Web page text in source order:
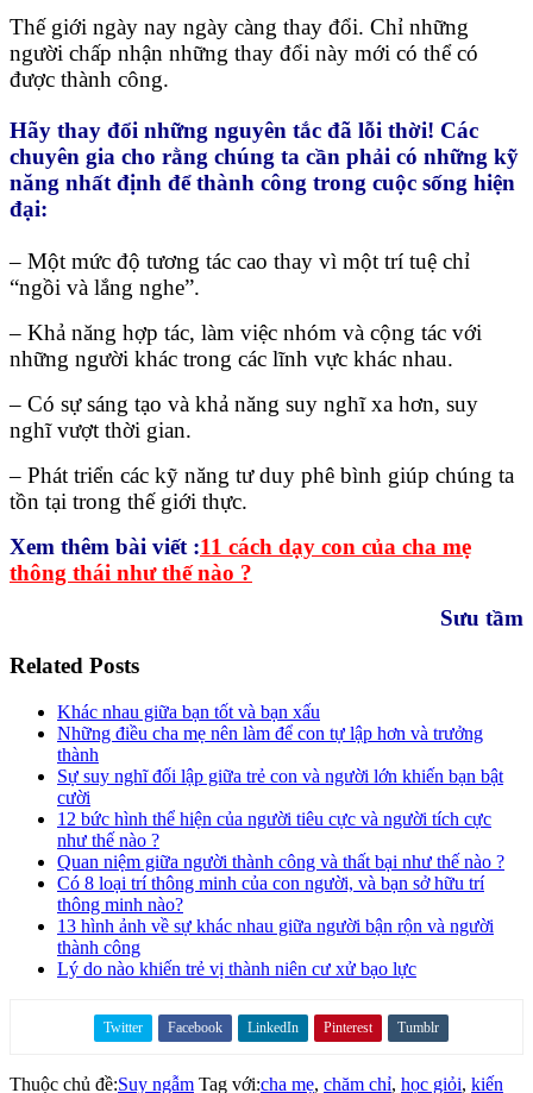
Thế giới ngày nay ngày càng thay đổi. Chỉ những
người chấp nhận những thay đổi này mới có thể có
được thành công.
Hãy thay đổi những nguyên tắc đã lỗi thời! Các
chuyên gia cho rằng chúng ta cần phải có những kỹ
năng nhất định để thành công trong cuộc sống hiện
đại:
– Một mức độ tương tác cao thay vì một trí tuệ chỉ
“ngồi và lắng nghe”.
– Khả năng hợp tác, làm việc nhóm và cộng tác với
những người khác trong các lĩnh vực khác nhau.
– Có sự sáng tạo và khả năng suy nghĩ xa hơn, suy
nghĩ vượt thời gian.
– Phát triển các kỹ năng tư duy phê bình giúp chúng ta
tồn tại trong thế giới thực.
Xem thêm bài viết :11 cách dạy con của cha mẹ
thông thái như thế nào ?
Sưu tầm
Related Posts
Khác nhau giữa bạn tốt và bạn xấu
Những điều cha mẹ nên làm để con tự lập hơn và trưởng
thành
Sự suy nghĩ đối lập giữa trẻ con và người lớn khiến bạn bật
cười
12 bức hình thể hiện của người tiêu cực và người tích cực
như thế nào ?
Quan niệm giữa người thành công và thất bại như thế nào ?
Có 8 loại trí thông minh của con người, và bạn sở hữu trí
thông minh nào?
13 hình ảnh về sự khác nhau giữa người bận rộn và người
thành công
Lý do nào khiến trẻ vị thành niên cư xử bạo lực
Twitter Facebook LinkedIn Pinterest Tumblr
Thuộc chủ đề:Suy ngẫm Tag với:cha mẹ, chăm chỉ, học giỏi, kiến